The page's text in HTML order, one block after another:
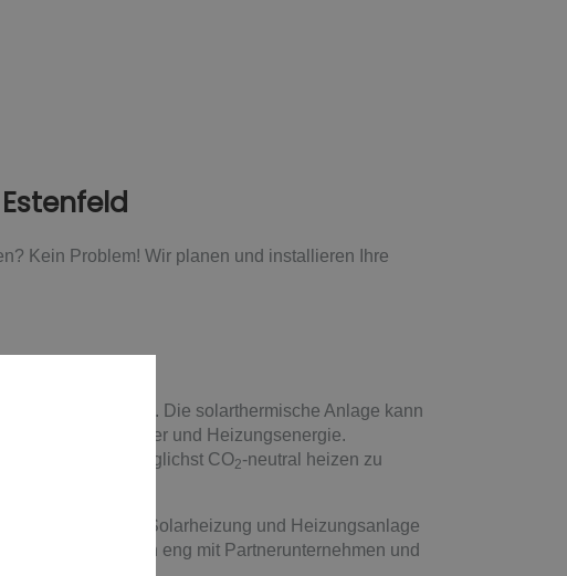
Kein Problem! Wir planen und installieren Ihre
umwandelt. Die solarthermische Anlage kann
warmes Wasser und Heizungsenergie.
um möglichst CO2-neutral heizen zu
Kombination aus Solarheizung und Heizungsanlage
und arbeiten eng mit Partnerunternehmen und